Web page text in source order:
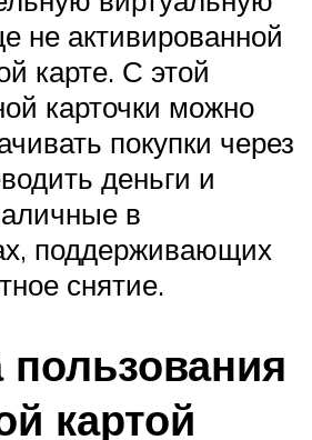
не активированной
карте. С этой
карточки можно
покупки через
деньги и
в
поддерживающих
снятие.
картой